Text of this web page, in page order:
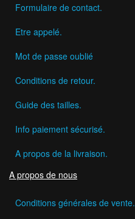
Formulaire de contact.
Etre appelé.
Mot de passe oublié
Conditions de retour.
Guide des tailles.
Info paiement sécurisé.
A propos de la livraison.
A propos de nous
Conditions générales de vente.